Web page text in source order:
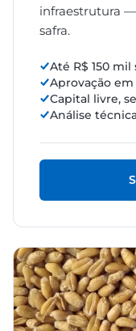
infraestrutura
safra.
Até R$ 150
Aprovação
Capital livre,
Análise